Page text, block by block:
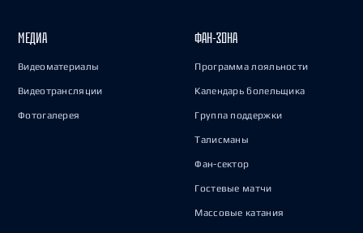
МЕДИА
Видеоматериалы
Видеотрансляции
Фотогалерея
ФАН-ЗОНА
Программа лояльности
Календарь болельщика
Группа поддержки
Талисманы
Фан-сектор
Гостевые матчи
Массовые катания